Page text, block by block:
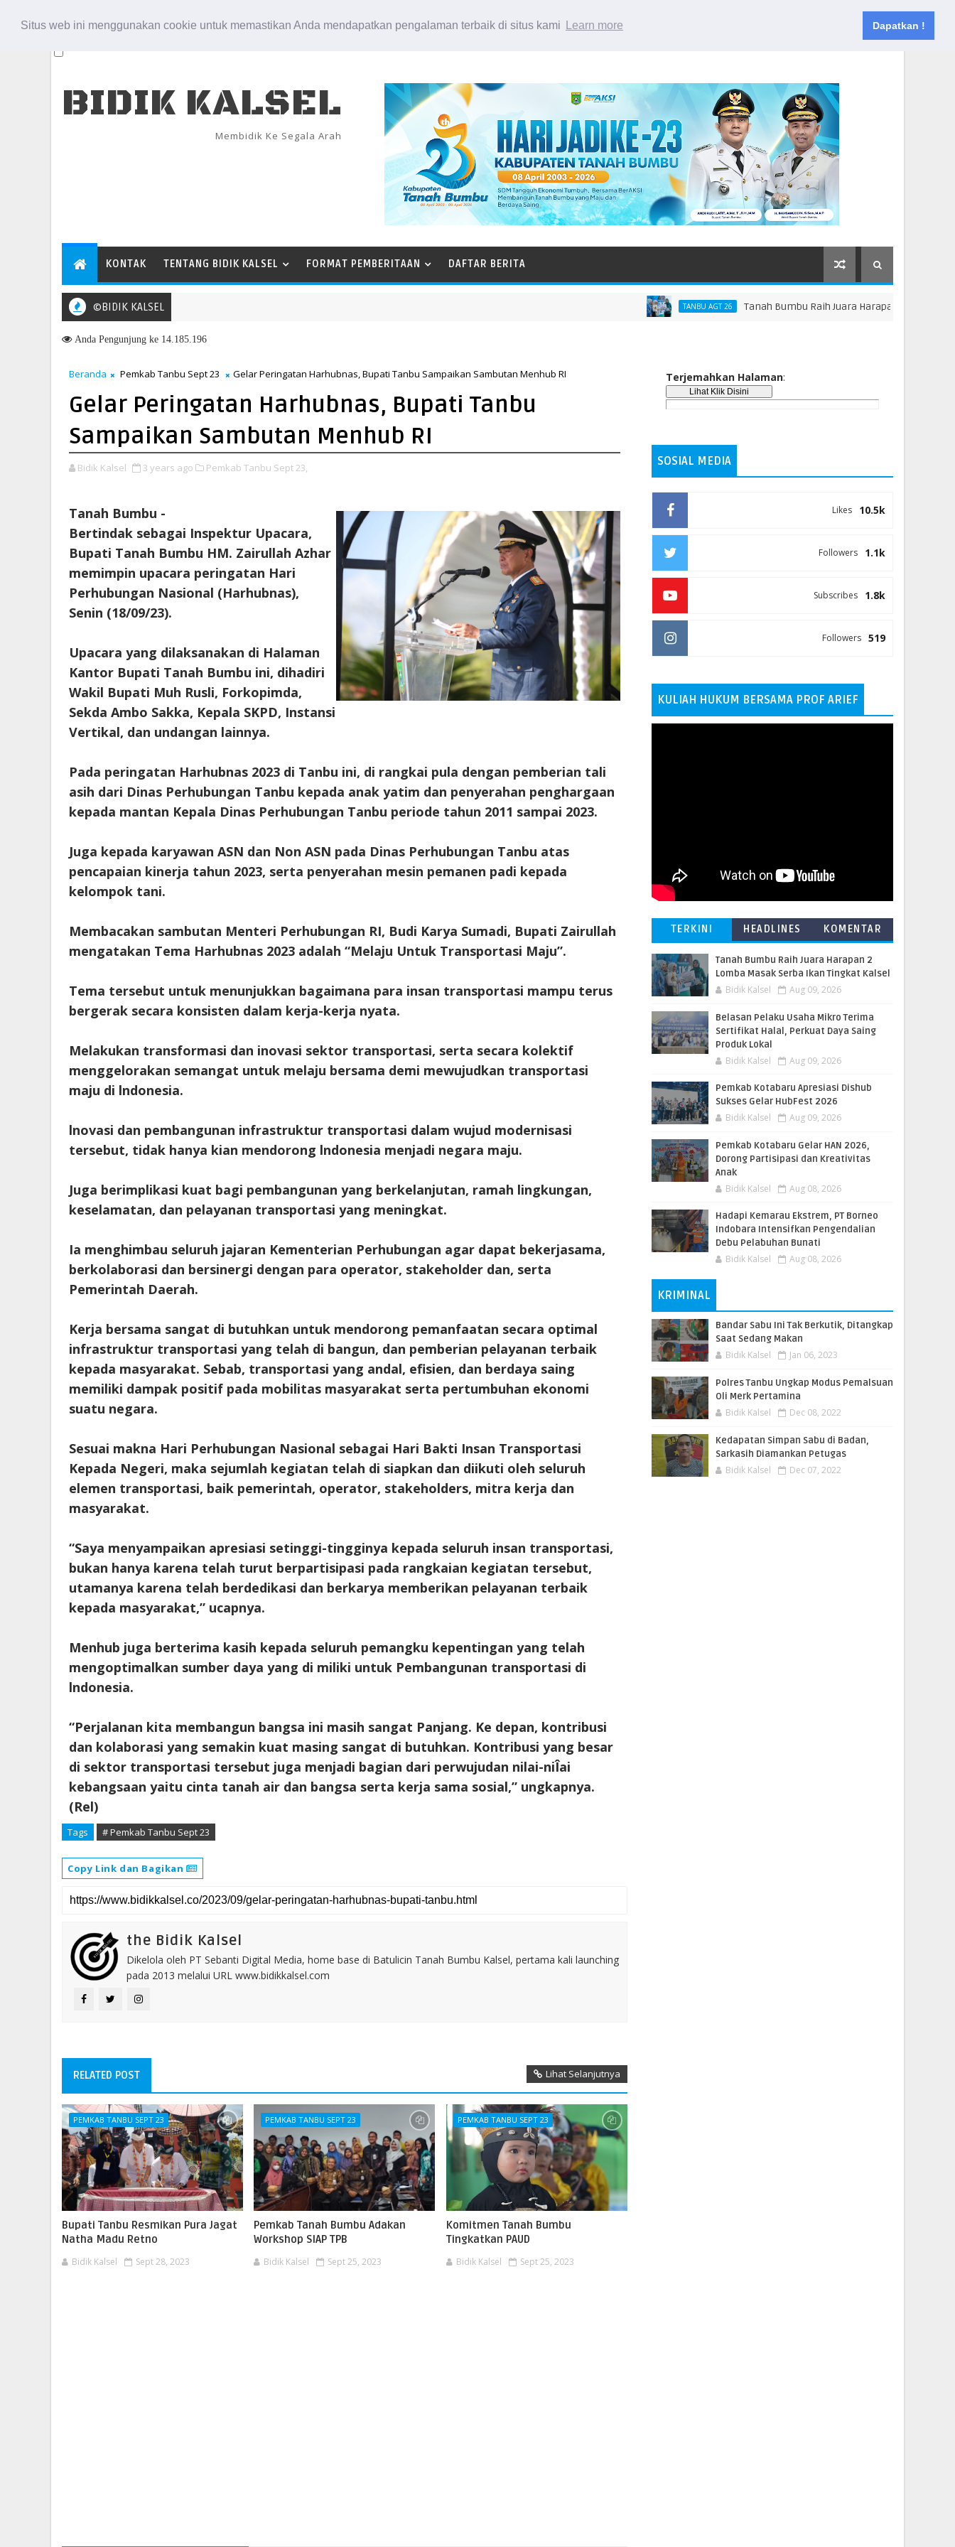
Situs web ini menggunakan cookie untuk memastikan Anda mendapatkan pengalaman terbaik di situs kami Learn more Dapatkan !
Kontak
BIDIK KALSEL
Membidik Ke Segala Arah
KONTAK TENTANG BIDIK KALSEL FORMAT PEMBERITAAN DAFTAR BERITA
©BIDIK KALSEL TANBU AGT 26 Tanah Bumbu Raih Juara Harapan 2 Lomba Masak
Ekstrem, PT Borneo Indobara Intensifkan Pengendalian Debu Pelabuhan Bunati
Anda Pengunjung ke 14.185.196
Beranda Pemkab Tanbu Sept 23 Gelar Peringatan Harhubnas, Bupati Tanbu Sampaikan Sambutan Menhub RI
Gelar Peringatan Harhubnas, Bupati Tanbu
Sampaikan Sambutan Menhub RI
Bidik Kalsel 3 years ago Pemkab Tanbu Sept 23,
Tanah Bumbu -
Bertindak sebagai Inspektur Upacara,
Bupati Tanah Bumbu HM. Zairullah Azhar
memimpin upacara peringatan Hari
Perhubungan Nasional (Harhubnas),
Senin (18/09/23).
Upacara yang dilaksanakan di Halaman
Kantor Bupati Tanah Bumbu ini, dihadiri
Wakil Bupati Muh Rusli, Forkopimda,
Sekda Ambo Sakka, Kepala SKPD, Instansi
Vertikal, dan undangan lainnya.
Pada peringatan Harhubnas 2023 di Tanbu ini, di rangkai pula dengan pemberian tali
asih dari Dinas Perhubungan Tanbu kepada anak yatim dan penyerahan penghargaan
kepada mantan Kepala Dinas Perhubungan Tanbu periode tahun 2011 sampai 2023.
Juga kepada karyawan ASN dan Non ASN pada Dinas Perhubungan Tanbu atas
pencapaian kinerja tahun 2023, serta penyerahan mesin pemanen padi kepada
kelompok tani.
Membacakan sambutan Menteri Perhubungan RI, Budi Karya Sumadi, Bupati Zairullah
mengatakan Tema Harhubnas 2023 adalah “Melaju Untuk Transportasi Maju”.
Tema tersebut untuk menunjukkan bagaimana para insan transportasi mampu terus
bergerak secara konsisten dalam kerja-kerja nyata.
Melakukan transformasi dan inovasi sektor transportasi, serta secara kolektif
menggelorakan semangat untuk melaju bersama demi mewujudkan transportasi
maju di lndonesia.
lnovasi dan pembangunan infrastruktur transportasi dalam wujud modernisasi
tersebut, tidak hanya kian mendorong lndonesia menjadi negara maju.
Juga berimplikasi kuat bagi pembangunan yang berkelanjutan, ramah lingkungan,
keselamatan, dan pelayanan transportasi yang meningkat.
Ia menghimbau seluruh jajaran Kementerian Perhubungan agar dapat bekerjasama,
berkolaborasi dan bersinergi dengan para operator, stakeholder dan, serta
Pemerintah Daerah.
Kerja bersama sangat di butuhkan untuk mendorong pemanfaatan secara optimal
infrastruktur transportasi yang telah di bangun, dan pemberian pelayanan terbaik
kepada masyarakat. Sebab, transportasi yang andal, efisien, dan berdaya saing
memiliki dampak positif pada mobilitas masyarakat serta pertumbuhan ekonomi
suatu negara.
Sesuai makna Hari Perhubungan Nasional sebagai Hari Bakti Insan Transportasi
Kepada Negeri, maka sejumlah kegiatan telah di siapkan dan diikuti oleh seluruh
elemen transportasi, baik pemerintah, operator, stakeholders, mitra kerja dan
masyarakat.
“Saya menyampaikan apresiasi setinggi-tingginya kepada seluruh insan transportasi,
bukan hanya karena telah turut berpartisipasi pada rangkaian kegiatan tersebut,
utamanya karena telah berdedikasi dan berkarya memberikan pelayanan terbaik
kepada masyarakat,” ucapnya.
Menhub juga berterima kasih kepada seluruh pemangku kepentingan yang telah
mengoptimalkan sumber daya yang di miliki untuk Pembangunan transportasi di
lndonesia.
“Perjalanan kita membangun bangsa ini masih sangat Panjang. Ke depan, kontribusi
dan kolaborasi yang semakin kuat masing sangat di butuhkan. Kontribusi yang besar
di sektor transportasi tersebut juga menjadi bagian dari perwujudan nilai-niÎai
kebangsaan yaitu cinta tanah air dan bangsa serta kerja sama sosial,” ungkapnya.
(Rel)
Tags # Pemkab Tanbu Sept 23
Copy Link dan Bagikan
the Bidik Kalsel
Dikelola oleh PT Sebanti Digital Media, home base di Batulicin Tanah Bumbu Kalsel, pertama kali launching
pada 2013 melalui URL www.bidikkalsel.com
RELATED POST Lihat Selanjutnya
PEMKAB TANBU SEPT 23
Bupati Tanbu Resmikan Pura Jagat
Natha Madu Retno
Bidik Kalsel Sept 28, 2023
PEMKAB TANBU SEPT 23
Pemkab Tanah Bumbu Adakan
Workshop SIAP TPB
Bidik Kalsel Sept 25, 2023
PEMKAB TANBU SEPT 23
Komitmen Tanah Bumbu
Tingkatkan PAUD
Bidik Kalsel Sept 25, 2023
Terjemahkan Halaman:
SOSIAL MEDIA
10.5k
Likes
1.1k
Followers
1.8k
Subscribes
519
Followers
KULIAH HUKUM BERSAMA PROF ARIEF
TERKINI HEADLINES KOMENTAR
Tanah Bumbu Raih Juara Harapan 2
Lomba Masak Serba Ikan Tingkat Kalsel
Bidik Kalsel Aug 09, 2026
Belasan Pelaku Usaha Mikro Terima
Sertifikat Halal, Perkuat Daya Saing
Produk Lokal
Bidik Kalsel Aug 09, 2026
Pemkab Kotabaru Apresiasi Dishub
Sukses Gelar HubFest 2026
Bidik Kalsel Aug 09, 2026
Pemkab Kotabaru Gelar HAN 2026,
Dorong Partisipasi dan Kreativitas
Anak
Bidik Kalsel Aug 08, 2026
​Hadapi Kemarau Ekstrem, PT Borneo
Indobara Intensifkan Pengendalian
Debu Pelabuhan Bunati
Bidik Kalsel Aug 08, 2026
KRIMINAL
Bandar Sabu Ini Tak Berkutik, Ditangkap
Saat Sedang Makan
Bidik Kalsel Jan 06, 2023
Polres Tanbu Ungkap Modus Pemalsuan
Oli Merk Pertamina
Bidik Kalsel Dec 08, 2022
Kedapatan Simpan Sabu di Badan,
Sarkasih Diamankan Petugas
Bidik Kalsel Dec 07, 2022